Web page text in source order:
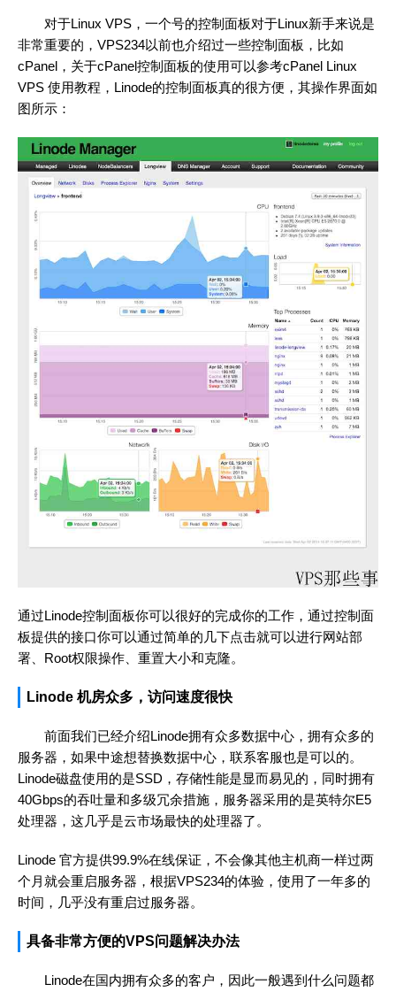
对于Linux VPS，一个号的控制面板对于Linux新手来说是
非常重要的，VPS234以前也介绍过一些控制面板，比如
cPanel，关于cPanel控制面板的使用可以参考cPanel Linux
VPS 使用教程，Linode的控制面板真的很方便，其操作界面如
图所示：
通过Linode控制面板你可以很好的完成你的工作，通过控制面
板提供的接口你可以通过简单的几下点击就可以进行网站部
署、Root权限操作、重置大小和克隆。
Linode 机房众多，访问速度很快
前面我们已经介绍Linode拥有众多数据中心，拥有众多的
服务器，如果中途想替换数据中心，联系客服也是可以的。
Linode磁盘使用的是SSD，存储性能是显而易见的，同时拥有
40Gbps的吞吐量和多级冗余措施，服务器采用的是英特尔E5
处理器，这几乎是云市场最快的处理器了。
Linode 官方提供99.9%在线保证，不会像其他主机商一样过两
个月就会重启服务器，根据VPS234的体验，使用了一年多的
时间，几乎没有重启过服务器。
具备非常方便的VPS问题解决办法
Linode在国内拥有众多的客户，因此一般遇到什么问题都